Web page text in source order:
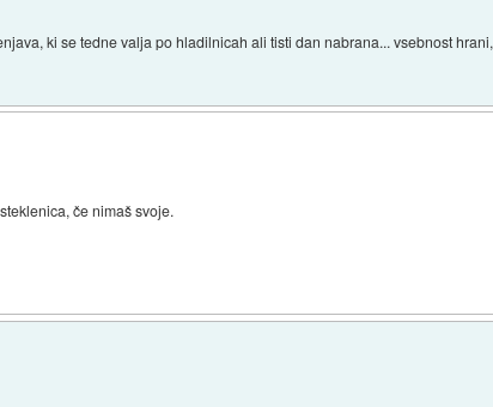
ki se tedne valja po hladilnicah ali tisti dan nabrana... vsebnost hrani,
če nimaš svoje.